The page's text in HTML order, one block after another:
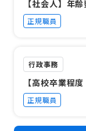
【社会人】年
正規職員
行政事務
【高校卒業程
正規職員